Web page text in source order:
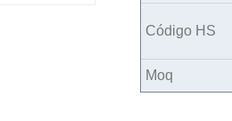
Código HS
Moq